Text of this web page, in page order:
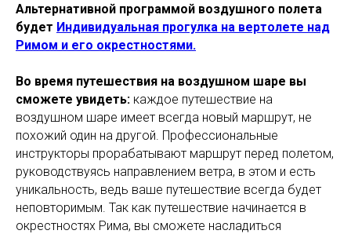
Альтернативной программой воздушного полета
будет Индивидуальная прогулка на вертолете над
Римом и его окрестностями.
Во время путешествия на воздушном шаре вы
сможете увидеть: каждое путешествие на
воздушном шаре имеет всегда новый маршрут, не
похожий один на другой. Профессиональные
инструкторы прорабатывают маршрут перед полетом,
руководствуясь направлением ветра, в этом и есть
уникальность, ведь ваше путешествие всегда будет
неповторимым. Так как путешествие начинается в
окрестностях Рима, вы сможете насладиться